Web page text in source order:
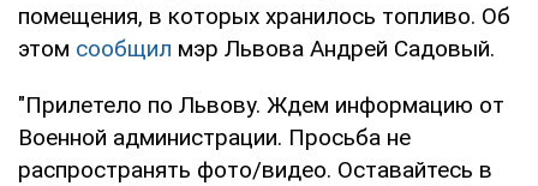
помещения, в которых хранилось топливо. Об
этом сообщил мэр Львова Андрей Садовый.
"Прилетело по Львову. Ждем информацию от
Военной администрации. Просьба не
распространять фото/видео. Оставайтесь в